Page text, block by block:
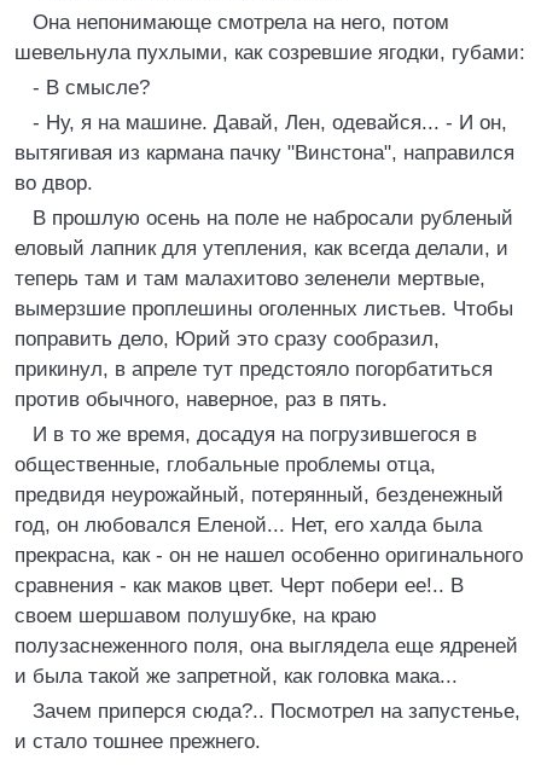
Она непонимающе смотрела на него, потом
шевельнула пухлыми, как созревшие ягодки, губами:
- В смысле?
- Ну, я на машине. Давай, Лен, одевайся... - И он,
вытягивая из кармана пачку "Винстона", направился
во двор.
В прошлую осень на поле не набросали рубленый
еловый лапник для утепления, как всегда делали, и
теперь там и там малахитово зеленели мертвые,
вымерзшие проплешины оголенных листьев. Чтобы
поправить дело, Юрий это сразу сообразил,
прикинул, в апреле тут предстояло погорбатиться
против обычного, наверное, раз в пять.
И в то же время, досадуя на погрузившегося в
общественные, глобальные проблемы отца,
предвидя неурожайный, потерянный, безденежный
год, он любовался Еленой... Нет, его халда была
прекрасна, как - он не нашел особенно оригинального
сравнения - как маков цвет. Черт побери ее!.. В
своем шершавом полушубке, на краю
полузаснеженного поля, она выглядела еще ядреней
и была такой же запретной, как головка мака...
Зачем приперся сюда?.. Посмотрел на запустенье,
и стало тошнее прежнего.